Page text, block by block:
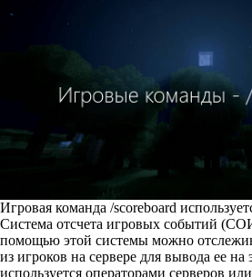
Игровая команда /scoreboard
Система отсчета игровых событий
помощью этой системы можно
из игроков на сервере для вывода ее на
используется операторами серверов